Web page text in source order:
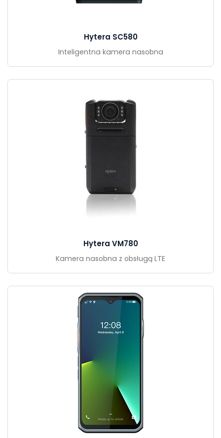
Hytera SC580
Inteligentna kamera nasobna
Hytera VM780
Kamera nasobna z obsługą LTE